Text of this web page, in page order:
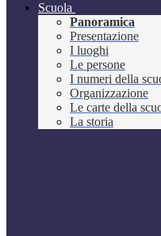
Scuola
Panoramica
Presentazione
I luoghi
Le persone
I numeri della
Organizzazione
Le carte della
La storia